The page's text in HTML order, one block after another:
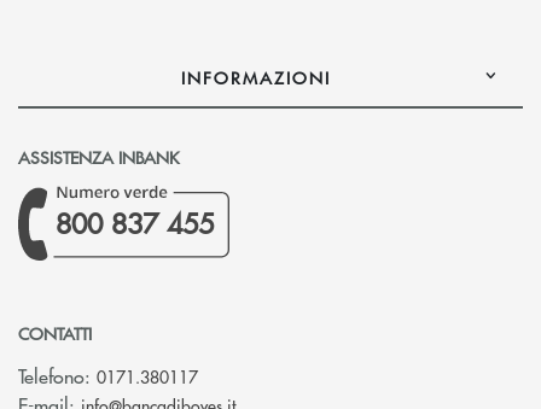
INFORMAZIONI
ASSISTENZA INBANK
800 837 455
CONTATTI
Telefono: 0171.380117